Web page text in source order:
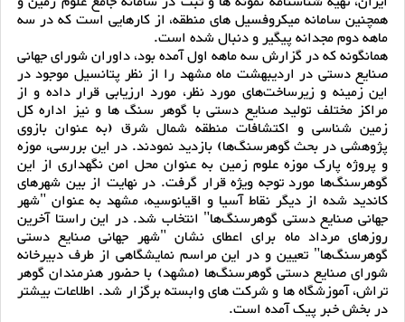
همچنین سامانه میکروفسیل های منطقه، از کارهایی است که در سه
ماهه دوم مجدانه پیگیر و دنبال شده است.
همانگونه که در گزارش سه ماهه اول آمده بود، داوران شورای جهانی
صنایع دستی در اردیبهشت ماه مشهد را از نظر پتانسیل موجود در
این زمینه و زیرساخت‌های مورد نظر، مورد ارزیابی قرار داده و از
مراکز مختلف تولید صنایع دستی با گوهر سنگ ها و نیز اداره کل
زمین شناسی و اکتشافات منطقه شمال شرق (به عنوان بازوی
پژوهشی در بحث گوهرسنگ‌ها) بازدید نمودند. در این بررسی، موزه
و پروژه پارک موزه علوم زمین به عنوان محل امن نگهداری از این
گوهرسنگ‌ها مورد توجه ویژه قرار گرفت. در نهایت از بین شهرهای
کاندید شده از دیگر نقاط آسیا و اقیانوسیه، مشهد به عنوان "شهر
جهانی صنایع دستی گوهرسنگ‌ها" انتخاب شد. در این راستا آخرین
روزهای مرداد ماه برای اعطای نشان "شهر جهانی صنایع دستی
گوهرسنگ‌ها" تعیین و در این مراسم نمایشگاهی از طرف دبیرخانه
شورای صنایع دستی گوهرسنگ‌ها (مشهد) با حضور هنرمندان گوهر
تراش، آموزشگاه ها و شرکت های وابسته برگزار شد. اطلاعات بیشتر
در بخش خبر پیک آمده است.